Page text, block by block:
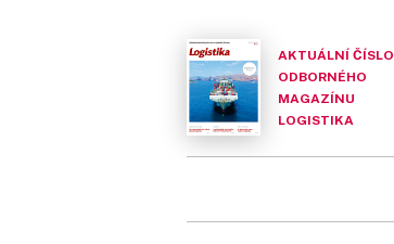
AKTUÁLNÍ ČÍSLO
ODBORNÉHO
MAGAZÍNU
LOGISTIKA